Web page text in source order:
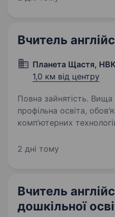
Вчитель
Планета Щастя,
1,0 км від центру
Повна зайнятість. Вища
профільна освіта,
комп’ютерних технологій Умови
згідно посадової
2 дні тому
Вчитель
дошкільної